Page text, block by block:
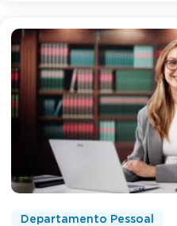
Departamento Pessoal